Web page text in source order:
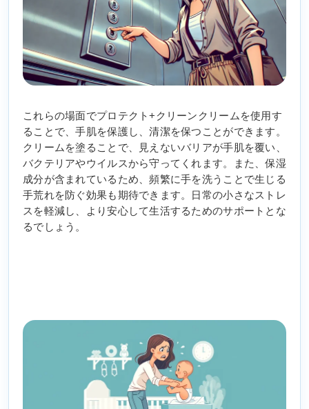
これらの場面でプロテクト+クリーンクリームを使用す
ることで、手肌を保護し、清潔を保つことができます。
クリームを塗ることで、見えないバリアが手肌を覆い、
バクテリアやウイルスから守ってくれます。また、保湿
成分が含まれているため、頻繁に手を洗うことで生じる
手荒れを防ぐ効果も期待できます。日常の小さなストレ
スを軽減し、より安心して生活するためのサポートとな
るでしょう。